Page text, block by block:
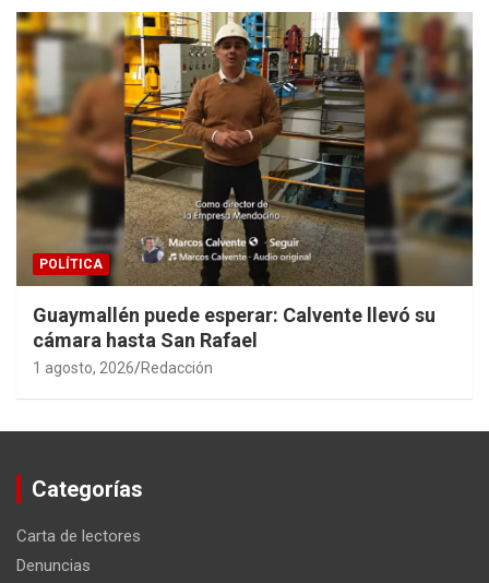
POLÍTICA
Guaymallén puede esperar: Calvente llevó su
cámara hasta San Rafael
1 agosto, 2026 Redacción
Categorías
Carta de lectores
Denuncias